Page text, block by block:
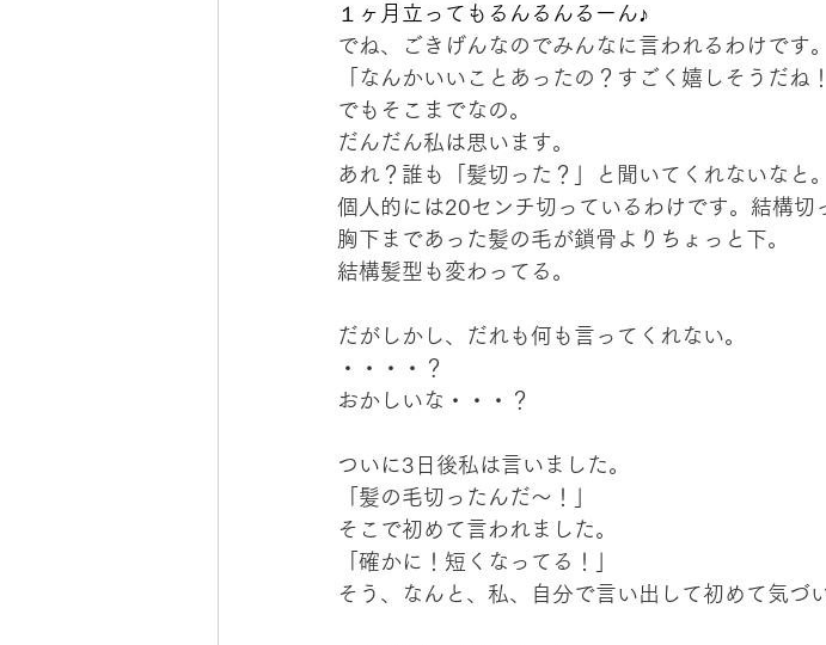
１ヶ月立ってもるんるんるーん♪
でね、ごきげんなのでみんなに言われるわけです。
「なんかいいことあったの？すごく嬉しそうだね
でもそこまでなの。
だんだん私は思います。
あれ？誰も「髪切った？」と聞いてくれないなと。
個人的には20センチ切っているわけです。結構切
胸下まであった髪の毛が鎖骨よりちょっと下。
結構髪型も変わってる。
だがしかし、だれも何も言ってくれない。
・・・・？
おかしいな・・・？
ついに3日後私は言いました。
「髪の毛切ったんだ〜！」
そこで初めて言われました。
「確かに！短くなってる！」
そう、なんと、私、自分で言い出して初めて気づ